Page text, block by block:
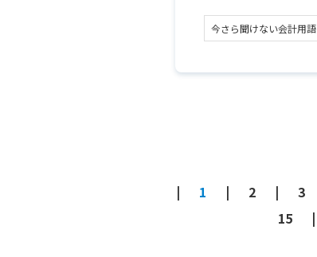
今さら聞けない会計用語
1 2 3
15